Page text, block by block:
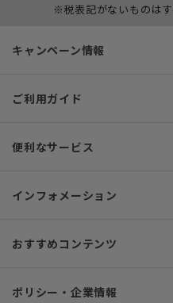
※税表記がないものは
キャンペーン情報
ご利用ガイド
便利なサービス
インフォメーション
おすすめコンテンツ
ポリシー・企業情報